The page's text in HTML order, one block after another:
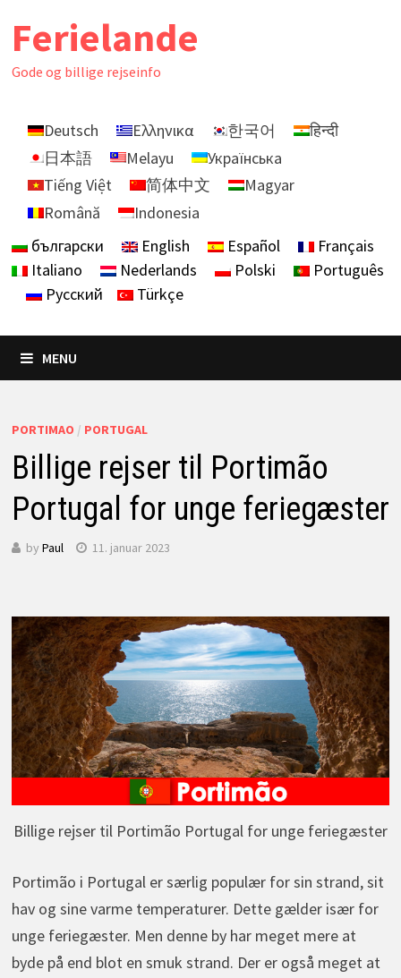
Ferielande
Gode ​​og billige rejseinfo
Deutsch Ελληνικα 한국어
हिन्दी
日本語
Melayu
Українська
Tiếng Việt
简体中文
Magyar
Română
Indonesia
български
English Español
Français
Italiano
Nederlands Polski
Português
Русский
Türkçe
MENU
PORTIMAO / PORTUGAL
Billige rejser til Portimão
Portugal for unge feriegæster
by Paul 11. januar 2023
Billige rejser til Portimão Portugal for unge feriegæster
Portimão i Portugal er særlig populær for sin strand, sit
hav og sine varme temperaturer. Dette gælder især for
unge feriegæster. Men denne by har meget mere at
byde på end blot en smuk strand. Der er også meget at